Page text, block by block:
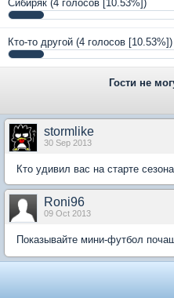
Сибиряк (4 голосов [10.53%])
Кто-то другой (4 голосов [10.53%])
Гости не
stormlike
30 Sep 2013
Кто удивил вас на старте
Roni96
09 Oct 2013
Показывайте мини-футбол